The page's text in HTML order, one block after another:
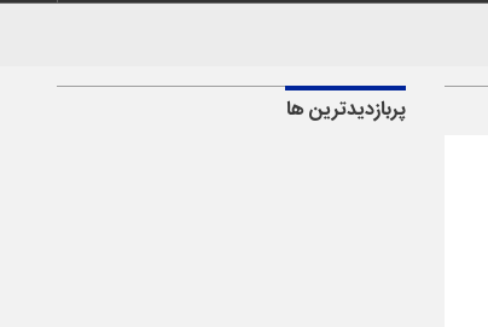
پربازدیدترین ها